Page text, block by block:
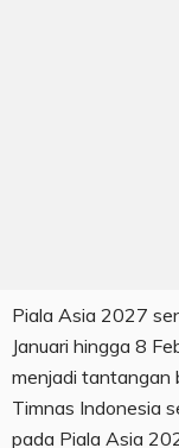
Piala Asia 2027
Januari hingga 8
menjadi tantangan
Timnas Indonesia
pada Piala Asia